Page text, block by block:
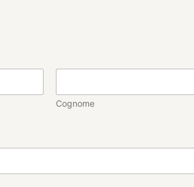
Cognome